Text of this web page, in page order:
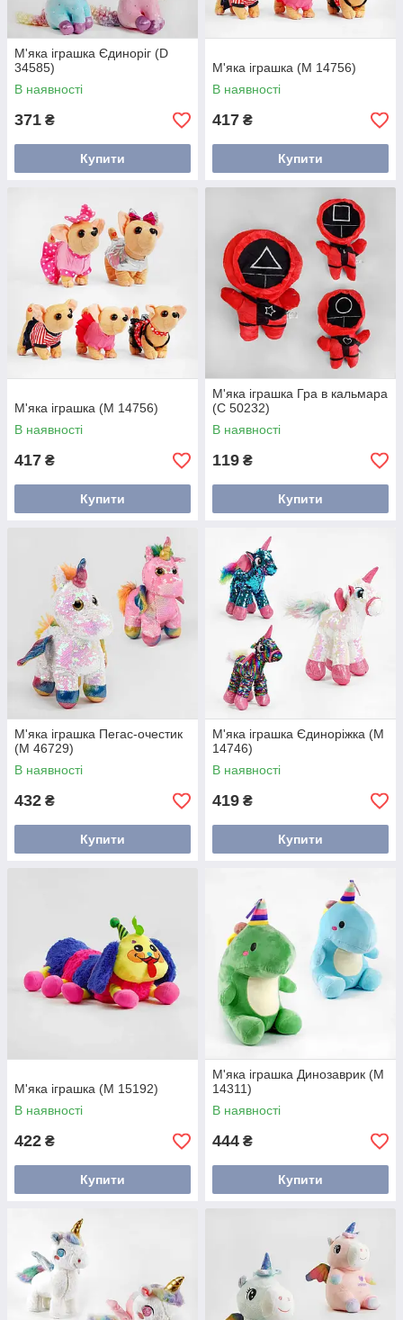
М'яка іграшка Єдиноріг (D
34585)
В наявності
371 ₴
Купити
М'яка іграшка (М 14756)
В наявності
417 ₴
Купити
М'яка іграшка (М 14756)
В наявності
417 ₴
Купити
М'яка іграшка Гра в кальмара
(С 50232)
В наявності
119 ₴
Купити
М'яка іграшка Пегас-очестик
(М 46729)
В наявності
432 ₴
Купити
М'яка іграшка Єдиноріжка (M
14746)
В наявності
419 ₴
Купити
М'яка іграшка (M 15192)
В наявності
422 ₴
Купити
М'яка іграшка Динозаврик (M
14311)
В наявності
444 ₴
Купити